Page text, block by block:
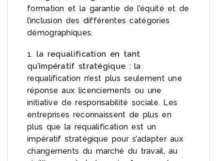
formation et la garantie de l’équité et de
l’inclusion des différentes catégories
démographiques.
1. la requalification en tant
qu’impératif stratégique : la
requalification n’est plus seulement une
réponse aux licenciements ou une
initiative de responsabilité sociale. Les
entreprises reconnaissent de plus en
plus que la requalification est un
impératif stratégique pour s’adapter aux
changements du marché du travail, au